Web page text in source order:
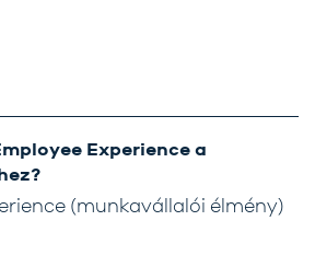
Experience a
(munkavállalói élmény)